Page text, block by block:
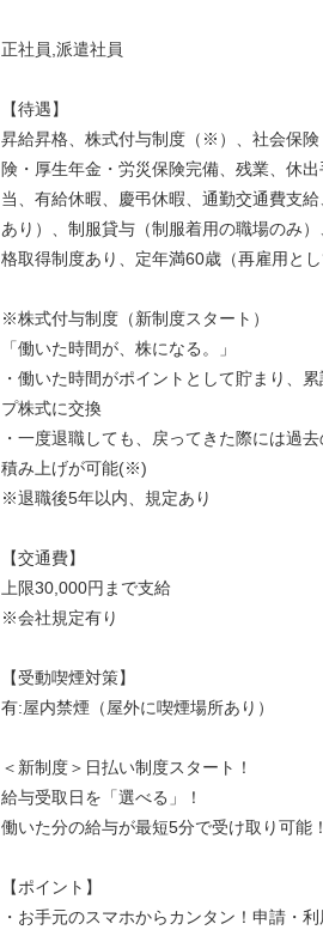
正社員,派遣社員
【待遇】
昇給昇格、株式付与制度（※）、社会保険
険・厚生年金・労災保険完備、残業、休
当、有給休暇、慶弔休暇、通勤交通費支
あり）、制服貸与（制服着用の職場のみ
格取得制度あり、定年満60歳（再雇用とし
※株式付与制度（新制度スタート）
「働いた時間が、株になる。」
・働いた時間がポイントとして貯まり、
プ株式に交換
・一度退職しても、戻ってきた際には過
積み上げが可能(※)
※退職後5年以内、規定あり
【交通費】
上限30,000円まで支給
※会社規定有り
【受動喫煙対策】
有:屋内禁煙（屋外に喫煙場所あり）
＜新制度＞日払い制度スタート！
給与受取日を「選べる」！
働いた分の給与が最短5分で受け取り可能！
【ポイント】
・お手元のスマホからカンタン！申請・利